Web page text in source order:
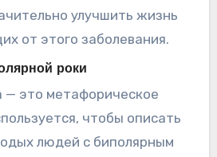
улучшить жизнь
от этого заболевания.
роки
— это метафорическое
чтобы описать
людей с биполярным